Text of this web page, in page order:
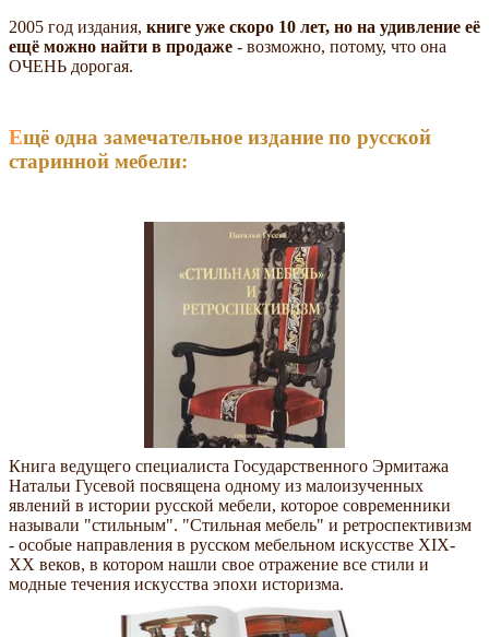
2005 год издания, книге уже скоро 10 лет, но на удивление её
ещё можно найти в продаже - возможно, потому, что она
ОЧЕНЬ дорогая.
Ещё одна замечательное издание по русской
старинной мебели:
Книга ведущего специалиста Государственного Эрмитажа
Натальи Гусевой посвящена одному из малоизученных
явлений в истории русской мебели, которое современники
называли "стильным". "Стильная мебель" и ретроспективизм
- особые направления в русском мебельном искусстве XIX-
XX веков, в котором нашли свое отражение все стили и
модные течения искусства эпохи историзма.